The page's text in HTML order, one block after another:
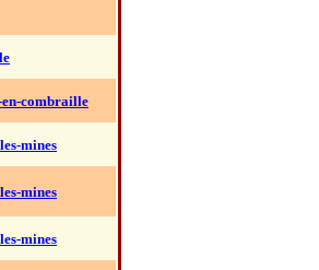
combraille
mines
mines
mines